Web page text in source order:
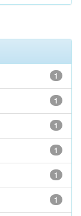
1
1
1
1
1
1